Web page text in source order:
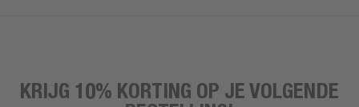
KRIJG 10% KORTING OP JE VOLGENDE